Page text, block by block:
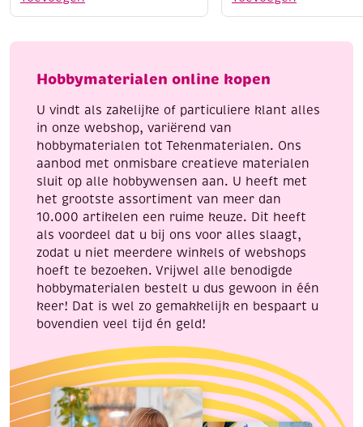
pauw
brandweerwagen
Hobbymaterialen online kopen
U vindt als zakelijke of particuliere klant alles
in onze webshop, variërend van
hobbymaterialen tot Tekenmaterialen. Ons
aanbod met onmisbare creatieve materialen
sluit op alle hobbywensen aan. U heeft met
het grootste assortiment van meer dan
10.000 artikelen een ruime keuze. Dit heeft
als voordeel dat u bij ons voor alles slaagt,
zodat u niet meerdere winkels of webshops
hoeft te bezoeken. Vrijwel alle benodigde
hobbymaterialen bestelt u dus gewoon in één
keer! Dat is wel zo gemakkelijk en bespaart u
bovendien veel tijd én geld!